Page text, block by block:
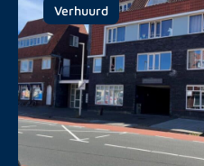
Verhuurd